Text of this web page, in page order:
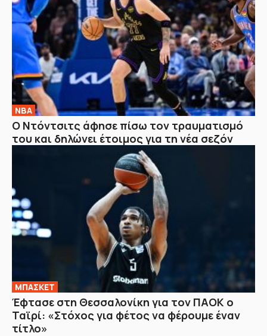
NBA
Ο Ντόντσιτς άφησε πίσω τον τραυματισμό
του και δηλώνει έτοιμος για τη νέα σεζόν
ΜΠΑΣΚΕΤ
Έφτασε στη Θεσσαλονίκη για τον ΠΑΟΚ ο
Ταϊρί: «Στόχος για φέτος να φέρουμε έναν
τίτλο»